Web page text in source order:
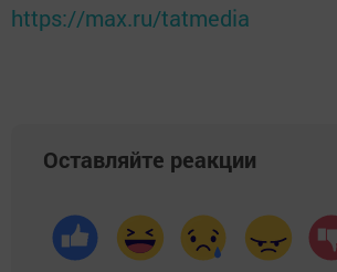
https://max.ru/tatmedia
Оставляйте реакции